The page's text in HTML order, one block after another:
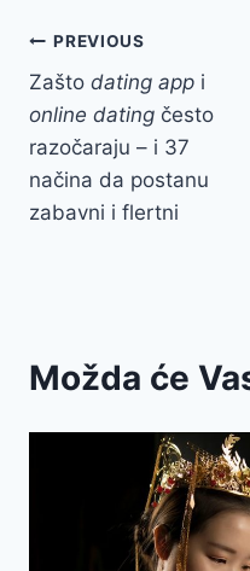
Post
navigation
PREVIOUS
Zašto dating app i
online dating često
razočaraju – i 37
načina da postanu
zabavni i flertni
Možda će